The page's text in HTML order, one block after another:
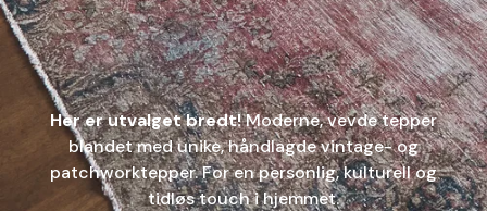
Her er utvalget bredt!Moderne, vevde tepper
blandet med unike, håndlagde vintage- og
patchworktepper. For en personlig, kulturell og
tidløs touch i hjemmet.